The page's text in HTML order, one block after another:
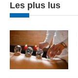
Les plus lus